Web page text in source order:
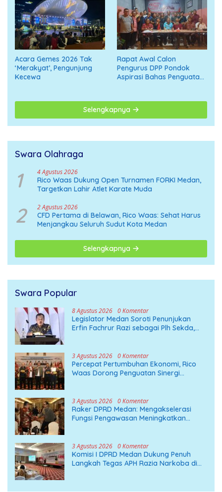
Acara Gemes 2026 Tak
‘Merakyat’, Pengunjung
Kecewa
Rapat Awal Calon
Pengurus DPP Pondok
Aspirasi Bahas Penguatan
Selengkapnya
Swara Olahraga
1 4 Agustus 2026
Rico Waas Dukung Open Turnamen FORKI Medan,
Targetkan Lahir Atlet Karate Muda
2 2 Agustus 2026
CFD Pertama di Belawan, Rico Waas: Sehat Harus
Menjangkau Seluruh Sudut Kota Medan
Selengkapnya
Swara Popular
8 Agustus 2026 0 Komentar
Legislator Medan Soroti Penunjukan
Erfin Fachrur Razi sebagai Plh Sekda,
3 Agustus 2026 0 Komentar
Percepat Pertumbuhan Ekonomi, Rico
Waas Dorong Penguatan Sinergi
3 Agustus 2026 0 Komentar
Raker DPRD Medan: Mengakselerasi
Fungsi Pengawasan Meningkatkan
3 Agustus 2026 0 Komentar
Komisi I DPRD Medan Dukung Penuh
Langkah Tegas APH Razia Narkoba di